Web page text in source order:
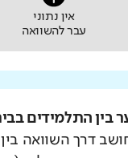
אין נתוני
עבר להשוואה
בין התלמידים
דרך השוואה בין